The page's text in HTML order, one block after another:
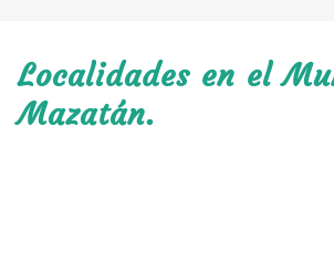
Localidades en el
Mazatán.